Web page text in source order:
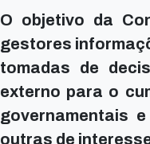
O objetivo da
gestores
tomadas de
externo para o
governamentais
outras de